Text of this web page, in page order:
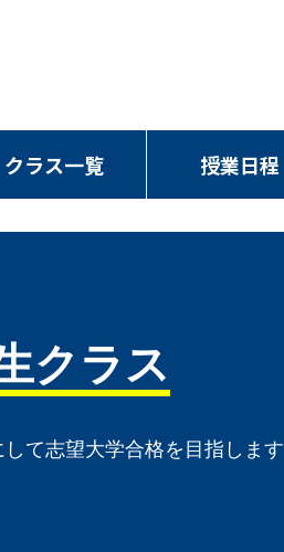
クラス一覧 授業日程
クラス
して志望大学合格を目指します